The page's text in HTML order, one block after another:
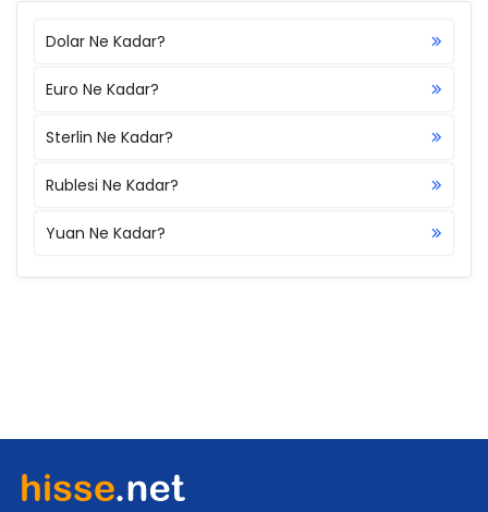
Dolar Ne Kadar?
Euro Ne Kadar?
Sterlin Ne Kadar?
Rublesi Ne Kadar?
Yuan Ne Kadar?